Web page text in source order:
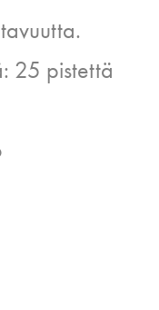
25 pistettä